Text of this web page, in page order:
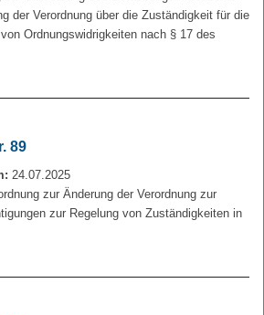
der Verordnung über die Zuständigkeit für die
Ordnungswidrigkeiten nach § 17 des
89
24.07.2025
zur Änderung der Verordnung zur
zur Regelung von Zuständigkeiten in